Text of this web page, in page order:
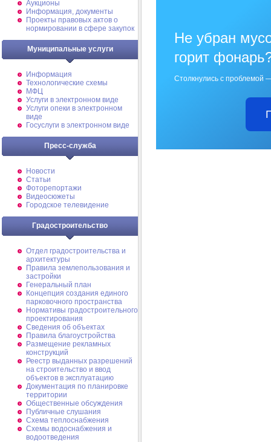
Аукционы
Информация, документы
Проекты правовых актов о
нормировании в сфере закупок
Муниципальные услуги
Информация
Технологические схемы
МФЦ
Услуги в электронном виде
Услуги опеки в электронном
виде
Госуслуги в электронном виде
Пресс-служба
Новости
Статьи
Фоторепортажи
Видеосюжеты
Городское телевидение
Градостроительство
Отдел градостроительства и
архитектуры
Правила землепользования и
застройки
Генеральный план
Концепция создания единого
парковочного пространства
Нормативы градостроительного
проектирования
Сведения об объектах
Правила благоустройства
Размещение рекламных
конструкций
Реестр выданных разрешений
на строительство и ввод
объектов в эксплуатацию
Документация по планировке
территории
Общественные обсуждения
Публичные слушания
Схема теплоснабжения
Схемы водоснабжения и
водоотведения
Не убран
горит
Столкнулись с проблемой